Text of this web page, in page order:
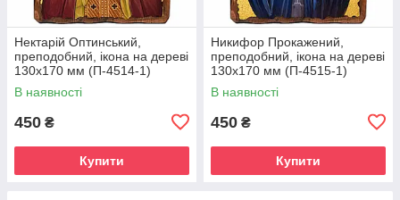
Нектарій Оптинський,
преподобний, ікона на дереві
130х170 мм (П-4514-1)
В наявності
450 ₴
Купити
Никифор Прокажений,
преподобний, ікона на дереві
130х170 мм (П-4515-1)
В наявності
450 ₴
Купити